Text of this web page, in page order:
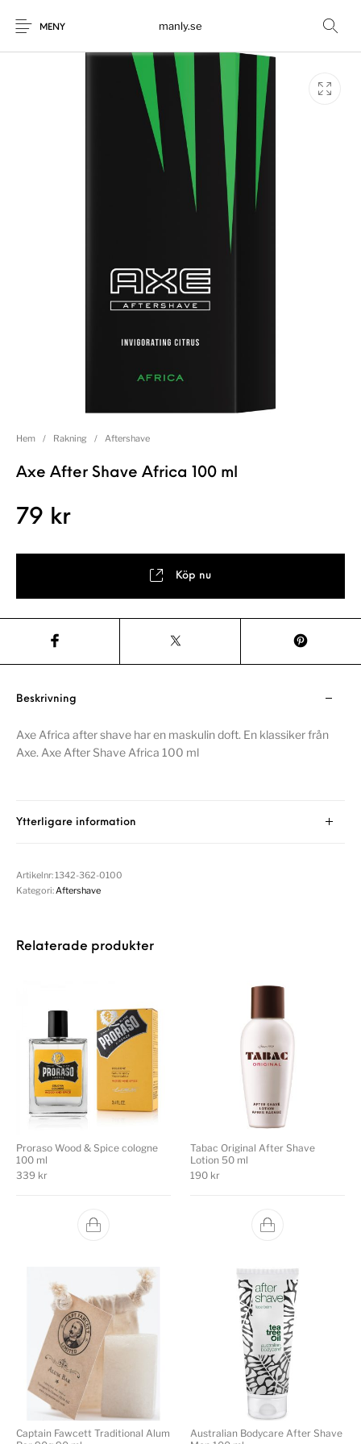
MENY manly.se
Hem / Rakning / Aftershave
Axe After Shave Africa 100 ml
79 kr
Köp nu
Beskrivning
Axe Africa after shave har en maskulin doft. En klassiker från
Axe. Axe After Shave Africa 100 ml
Ytterligare information
Artikelnr:1342-362-0100
Kategori: Aftershave
Relaterade produkter
Proraso Wood & Spice cologne
100 ml
339 kr
Tabac Original After Shave
Lotion 50 ml
190 kr
Captain Fawcett Traditional Alum
Australian Bodycare After Shave